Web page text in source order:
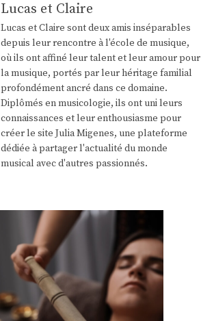
Lucas et Claire
Lucas et Claire sont deux amis inséparables
depuis leur rencontre à l'école de musique,
où ils ont affiné leur talent et leur amour pour
la musique, portés par leur héritage familial
profondément ancré dans ce domaine.
Diplômés en musicologie, ils ont uni leurs
connaissances et leur enthousiasme pour
créer le site Julia Migenes, une plateforme
dédiée à partager l'actualité du monde
musical avec d'autres passionnés.